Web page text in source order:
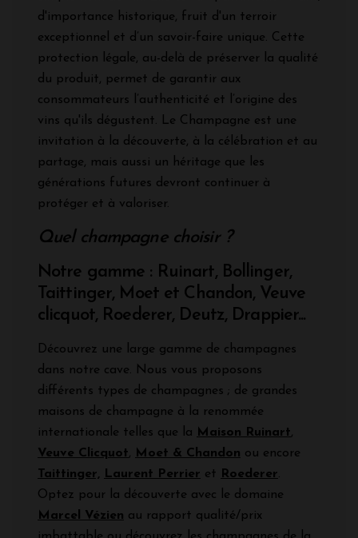
d'importance historique, fruit d'un terroir
exceptionnel et d’un savoir-faire unique. Cette
protection légale, au-delà de préserver la qualité
du produit, permet de garantir aux
consommateurs l’authenticité et l’origine des
vins qu'ils dégustent. Le Champagne est une
invitation à la découverte, à la célébration et au
partage, mais aussi un héritage que les
générations futures devront continuer à
protéger et à valoriser.
Quel champagne choisir ?
Notre gamme : Ruinart, Bollinger,
Taittinger, Moet et Chandon, Veuve
clicquot, Roederer, Deutz, Drappier...
Découvrez une large gamme de champagnes
dans notre cave. Nous vous proposons
différents types de champagnes ; de grandes
maisons de champagne à la renommée
internationale telles que la Maison Ruinart,
Veuve Clicquot, Moet & Chandon ou encore
Taittinger,
Laurent Perrier et Roederer.
Optez pour la découverte avec le domaine
Marcel Vézien au rapport qualité/prix